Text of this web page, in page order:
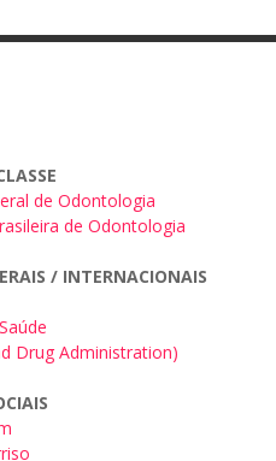
de Odontologia
de Odontologia
/ INTERNACIONAIS
Drug Administration)